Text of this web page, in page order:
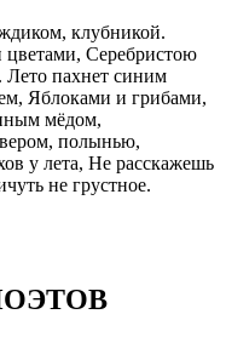
клубникой.
Серебристою
пахнет синим
Яблоками и грибами,
мёдом,
полынью,
у лета, Не расскажешь
не грустное.